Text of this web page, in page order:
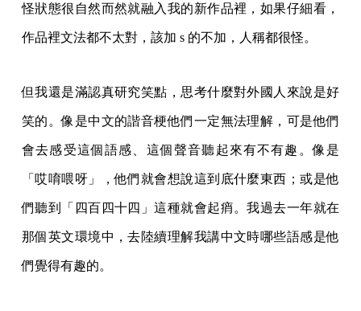
怪狀態很自然而然就融入我的新作品裡，如果仔細看，
作品裡文法都不太對，該加 s 的不加，人稱都很怪。
但我還是滿認真研究笑點，思考什麼對外國人來說是好
笑的。像是中文的諧音梗他們一定無法理解，可是他們
會去感受這個語感、這個聲音聽起來有不有趣。像是
「哎唷喂呀」，他們就會想說這到底什麼東西；或是他
們聽到「四百四十四」這種就會起痟。我過去一年就在
那個英文環境中，去陸續理解我講中文時哪些語感是他
們覺得有趣的。